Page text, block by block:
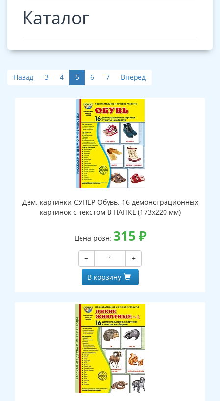
Каталог
Назад 3 4 5 6 7 Вперед
Дем. картинки СУПЕР Обувь. 16 демонстрационных
картинок с текстом В ПАПКЕ (173х220 мм)
Цена розн: 315 ₽
−
+
В корзину